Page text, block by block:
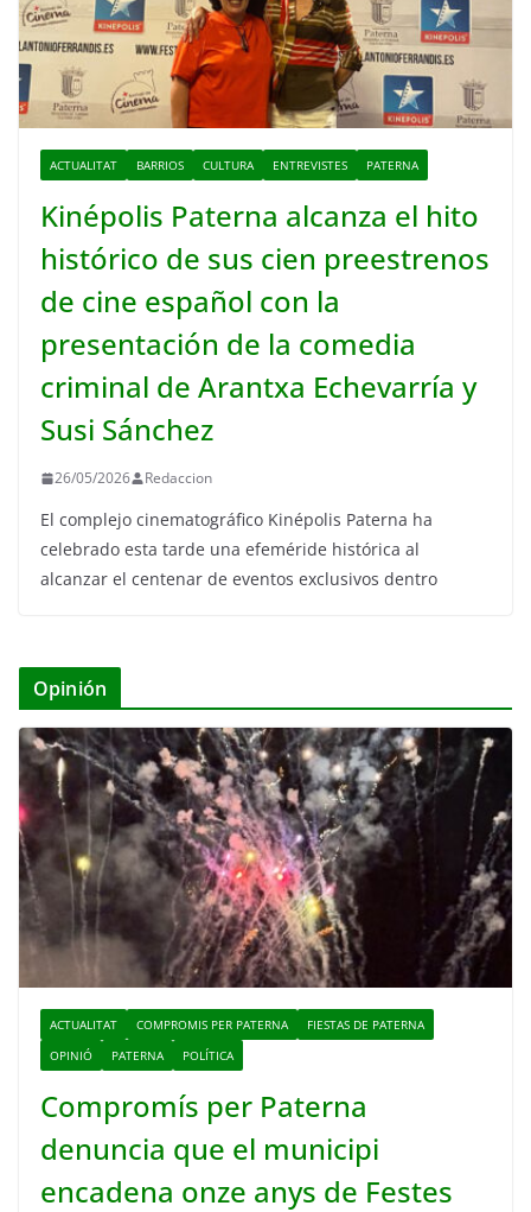
ACTUALITAT BARRIOS CULTURA ENTREVISTES PATERNA
Kinépolis Paterna alcanza el hito
histórico de sus cien preestrenos
de cine español con la
presentación de la comedia
criminal de Arantxa Echevarría y
Susi Sánchez
26/05/2026 Redaccion
El complejo cinematográfico Kinépolis Paterna ha
celebrado esta tarde una efeméride histórica al
alcanzar el centenar de eventos exclusivos dentro
Opinión
ACTUALITAT COMPROMIS PER PATERNA
FIESTAS DE PATERNA
OPINIÓ
PATERNA POLÍTICA
Compromís per Paterna
denuncia que el municipi
encadena onze anys de Festes